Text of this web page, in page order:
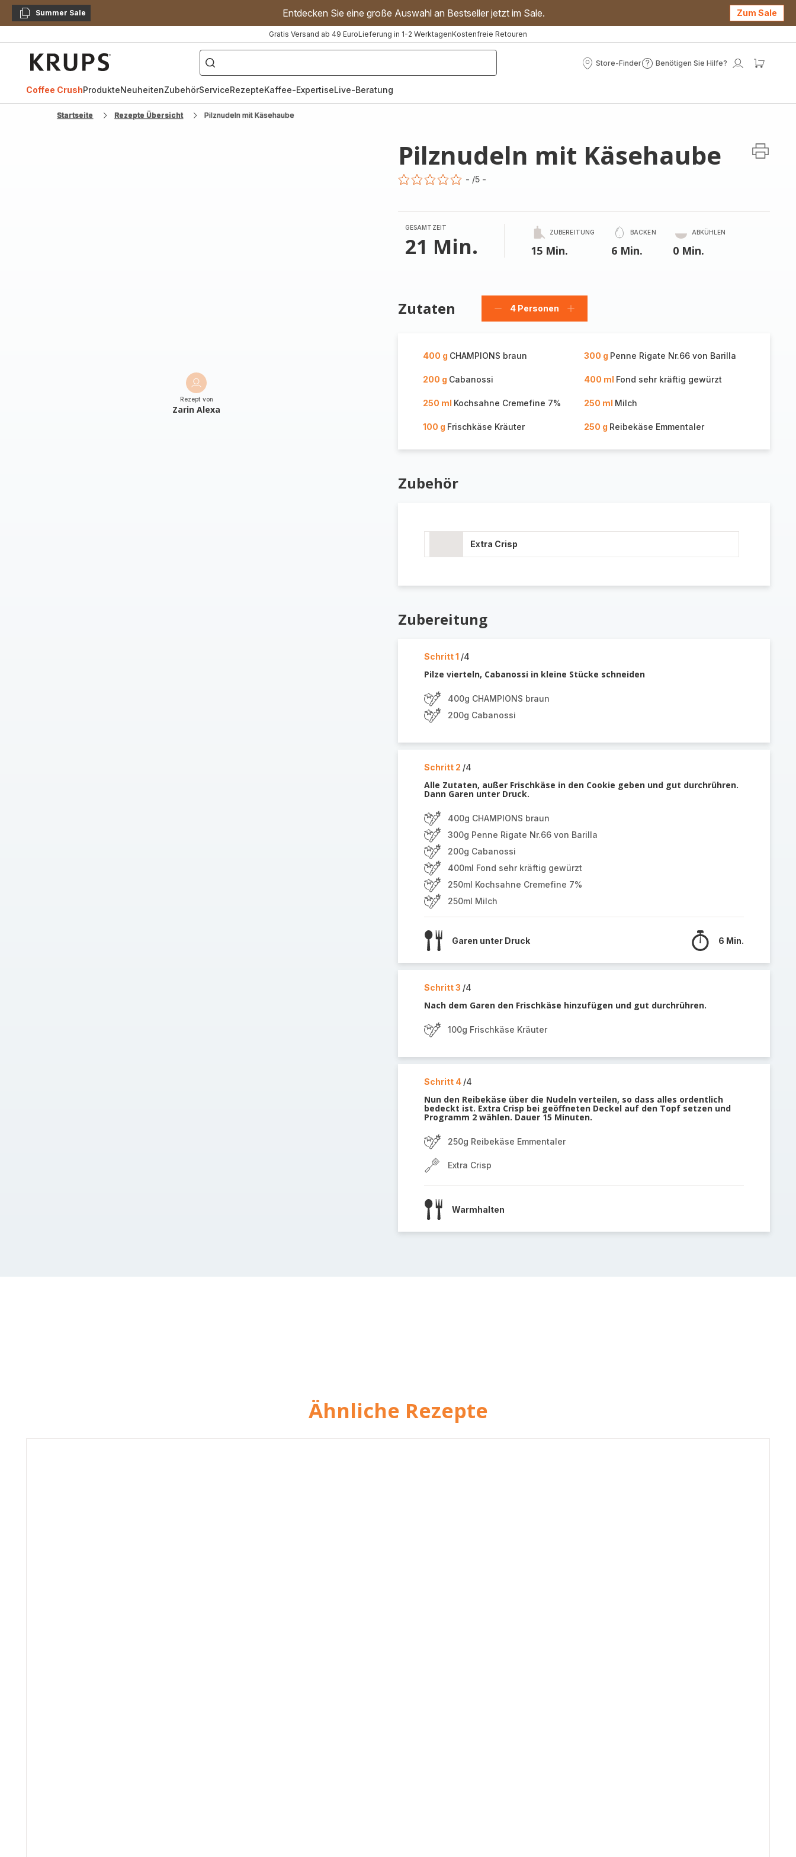
KopierenSummer Sale Entdecken Sie eine große Auswahl an Bestseller jetzt im Sale. Zum Sale
Gratis Versand ab 49 EuroLieferung in 1-2 WerktagenKostenfreie Retouren
["Kaffeevollautomat","Handmixer","Waffeleisen"]
Store-Finder
Store-
Benötigen Sie Hilfe?
Benötigen
Mein
Coffee CrushProdukteNeuheitenZubehörServiceRezepteKaffee-ExpertiseLive-Beratung
Startseite Rezepte Übersicht Pilznudeln mit Käsehaube
Rezept von
Zarin Alexa
Pilznudeln mit Käsehaube
- /5 -
GESAMTZEIT
21 Min.
ZUBEREITUNG
15 Min.
BACKEN
6 Min.
ABKÜHLEN
0 Min.
Zutaten
Personen
4 Personen
Personen
400 g CHAMPIONS braun 300 g Penne Rigate Nr.66 von Barilla
200 g Cabanossi 400 ml Fond sehr kräftig gewürzt
250 ml Kochsahne Cremefine 7% 250 ml Milch
100 g Frischkäse Kräuter 250 g Reibekäse Emmentaler
Zubehör
Extra Crisp
Zubereitung
Schritt 1 /4
Pilze vierteln, Cabanossi in kleine Stücke schneiden
400g CHAMPIONS braun
200g Cabanossi
Schritt 2 /4
Alle Zutaten, außer Frischkäse in den Cookie geben und gut durchrühren.
Dann Garen unter Druck.
400g CHAMPIONS braun
300g Penne Rigate Nr.66 von Barilla
200g Cabanossi
400ml Fond sehr kräftig gewürzt
250ml Kochsahne Cremefine 7%
250ml Milch
Garen unter Druck 6 Min.
Schritt 3 /4
Nach dem Garen den Frischkäse hinzufügen und gut durchrühren.
100g Frischkäse Kräuter
Schritt 4 /4
Nun den Reibekäse über die Nudeln verteilen, so dass alles ordentlich
bedeckt ist. Extra Crisp bei geöffneten Deckel auf den Topf setzen und
Programm 2 wählen. Dauer 15 Minuten.
250g Reibekäse Emmentaler
Extra Crisp
Warmhalten
Ähnliche Rezepte